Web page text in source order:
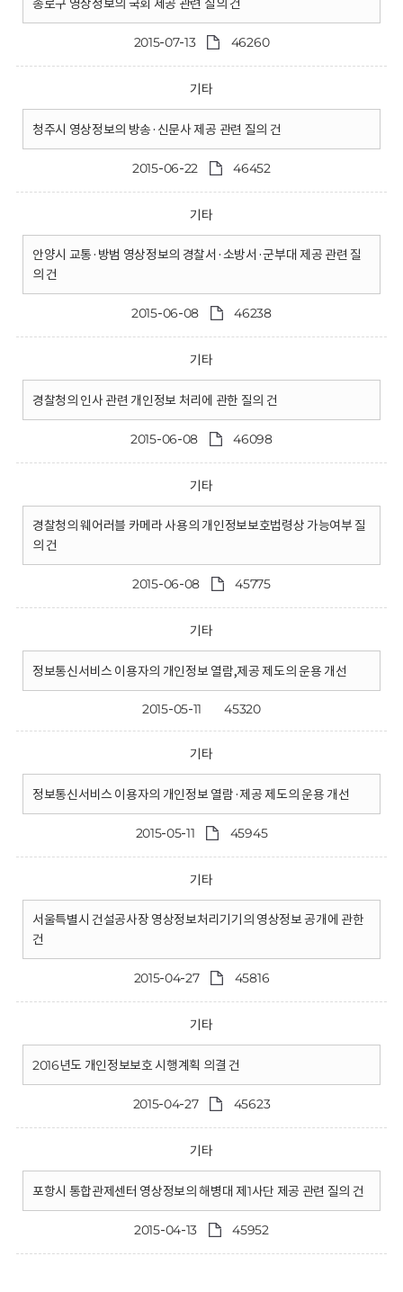
종로구 영상정보의 국회 제공 관련 질의 건
2015-07-13 46260
기타
청주시 영상정보의 방송·신문사 제공 관련 질의 건
2015-06-22 46452
기타
안양시 교통·방범 영상정보의 경찰서·소방서·군부대 제공 관련 질
의 건
2015-06-08 46238
기타
경찰청의 인사 관련 개인정보 처리에 관한 질의 건
2015-06-08 46098
기타
경찰청의 웨어러블 카메라 사용의 개인정보보호법령상 가능여부 질
의 건
2015-06-08 45775
기타
정보통신서비스 이용자의 개인정보 열람,제공 제도의 운용 개선
2015-05-11 45320
기타
정보통신서비스 이용자의 개인정보 열람·제공 제도의 운용 개선
2015-05-11 45945
기타
서울특별시 건설공사장 영상정보처리기기의 영상정보 공개에 관한
건
2015-04-27 45816
기타
2016년도 개인정보보호 시행계획 의결 건
2015-04-27 45623
기타
포항시 통합관제센터 영상정보의 해병대 제1사단 제공 관련 질의 건
2015-04-13 45952